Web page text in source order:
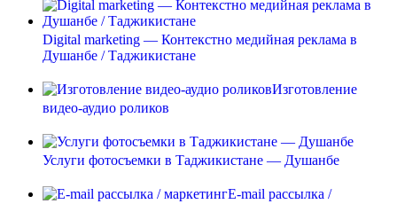
Digital marketing — Контекстно медийная реклама в
Душанбе / Таджикистане
Изготовление
видео-аудио роликов
Услуги фотосъемки в Таджикистане — Душанбе
E-mail рассылка /